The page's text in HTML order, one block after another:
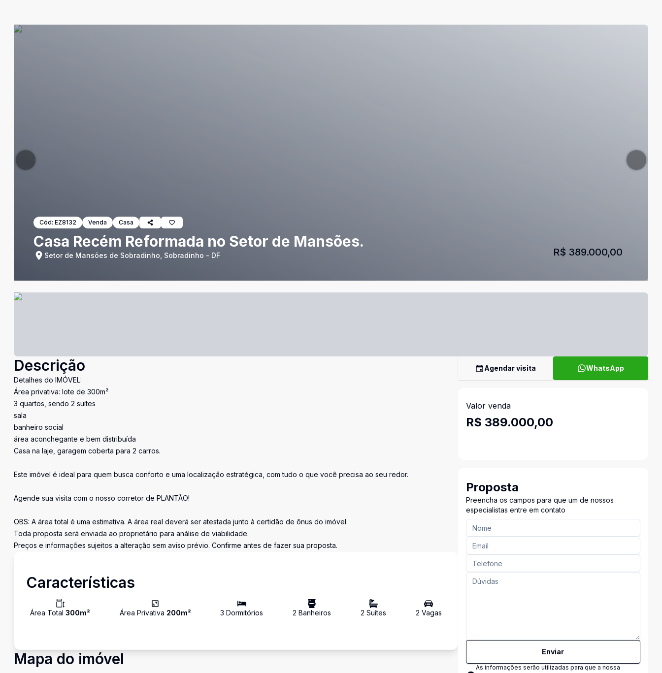
Cód: EZ8132 Venda Casa
Casa Recém Reformada no Setor de Mansões.
Setor de Mansões de Sobradinho, Sobradinho - DF R$ 389.000,00
Descrição
Detalhes do IMÓVEL:
Área privativa: lote de 300m²
3 quartos, sendo 2 suítes
sala
banheiro social
área aconchegante e bem distribuída
Casa na laje, garagem coberta para 2 carros.
Este imóvel é ideal para quem busca conforto e uma localização estratégica, com tudo o que você precisa ao seu redor.
Agende sua visita com o nosso corretor de PLANTÃO!
OBS: A área total é uma estimativa. A área real deverá ser atestada junto à certidão de ônus do imóvel.
Toda proposta será enviada ao proprietário para análise de viabilidade.
Preços e informações sujeitos a alteração sem aviso prévio. Confirme antes de fazer sua proposta.
Características
Área Total 300m² Área Privativa 200m² 3 Dormitórios 2 Banheiros 2 Suítes 2 Vagas
Mapa do imóvel
Agendar visita WhatsApp
Valor venda
R$ 389.000,00
Proposta
Preencha os campos para que um de nossos
especialistas entre em contato
Enviar
As informações serão utilizadas para que a nossa